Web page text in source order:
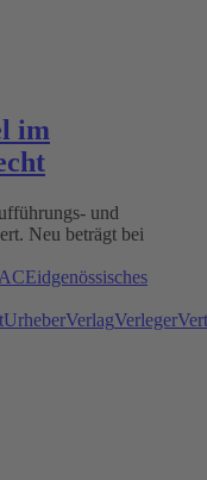
im
und
Neu beträgt bei
Eidgenössisches
UrheberVerlagVerleger